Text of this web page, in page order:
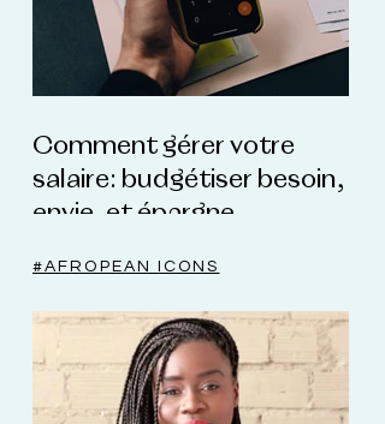
Comment gérer votre
salaire: budgétiser besoin,
envie, et épargne.
#AFROPEAN ICONS